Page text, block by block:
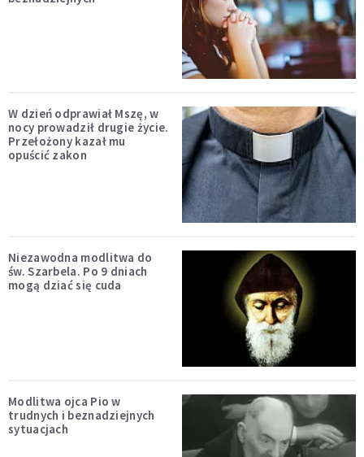
W dzień odprawiał Mszę, w
nocy prowadził drugie życie.
Przełożony kazał mu
opuścić zakon
Niezawodna modlitwa do
św. Szarbela. Po 9 dniach
mogą dziać się cuda
Modlitwa ojca Pio w
trudnych i beznadziejnych
sytuacjach